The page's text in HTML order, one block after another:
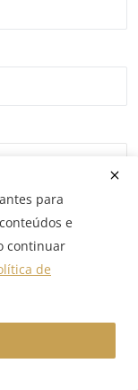
para
e
continuar
de